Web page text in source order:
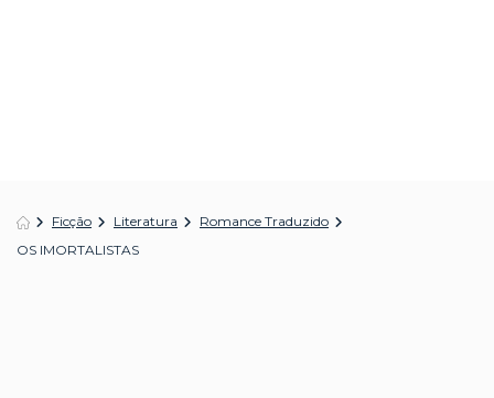
Ficção Literatura
Romance Traduzido
OS IMORTALISTAS